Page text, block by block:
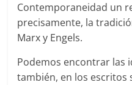
Contemporaneidad un
precisamente, la
Marx y Engels.
Podemos encontrar las
también, en los escritos